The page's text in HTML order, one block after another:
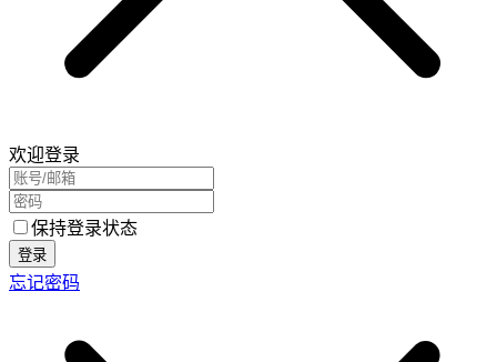
欢迎登录
保持登录状态
登录
忘记密码